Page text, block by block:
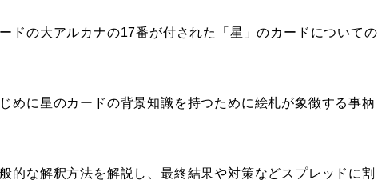
ドの大アルカナの17番が付された「星」のカードについての
めに星のカードの背景知識を持つために絵札が象徴する事柄
的な解釈方法を解説し、最終結果や対策などスプレッドに割